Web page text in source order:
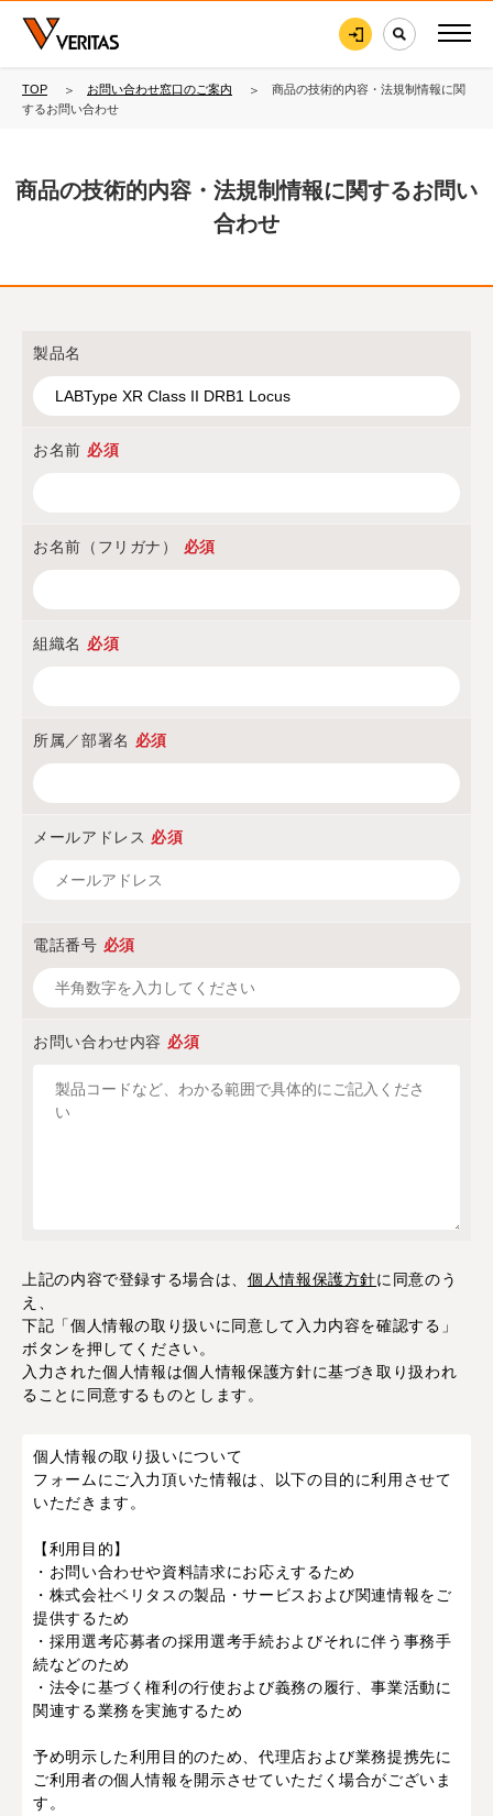
TOP お問い合わせ窓口のご案内
商品の技術的内容・法規制情報に関
するお問い合わせ
商品の技術的内容・法規制情報に関するお問い
合わせ
製品名
お名前 必須
お名前（フリガナ） 必須
組織名 必須
所属／部署名 必須
メールアドレス 必須
電話番号 必須
お問い合わせ内容 必須
上記の内容で登録する場合は、 個人情報保護方針に同意のう
え、
下記「個人情報の取り扱いに同意して入力内容を確認する」
ボタンを押してください。
入力された個人情報は個人情報保護方針に基づき取り扱われ
ることに同意するものとします。
個人情報の取り扱いについて
フォームにご入力頂いた情報は、以下の目的に利用させて
いただきます。
【利用目的】
・お問い合わせや資料請求にお応えするため
・株式会社ベリタスの製品・サービスおよび関連情報をご
提供するため
・採用選考応募者の採用選考手続およびそれに伴う事務手
続などのため
・法令に基づく権利の行使および義務の履行、事業活動に
関連する業務を実施するため
予め明示した利用目的のため、代理店および業務提携先に
ご利用者の個人情報を開示させていただく場合がございま
す。